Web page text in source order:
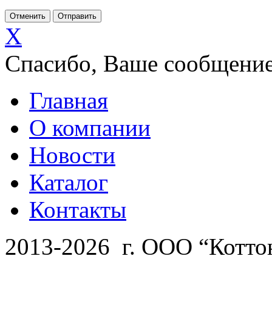
X
Спасибо, Ваше
Главная
О компании
Новости
Каталог
Контакты
2013-2026 г. ООО